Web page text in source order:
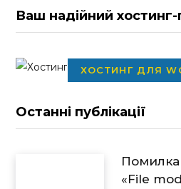
Ваш надійний
ХОСТИНГ ДЛЯ
Останні публікації
«File